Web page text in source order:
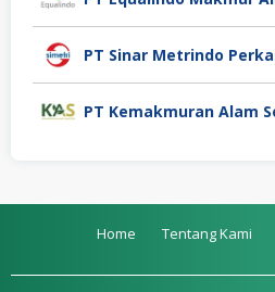
PT Sinar Metrindo
PT Kemakmuran Alam
Home Tentang Kami